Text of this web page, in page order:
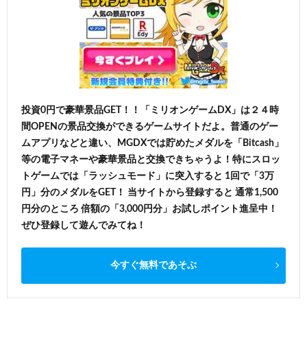
投資0円で豪華景品GET！！「ミリオンゲームDX」は２４時
間OPENの景品交換ができるゲームサイトだよ。普通のゲー
ムアプリなどと違い、MGDXでは貯めたメダルを「Bitcash」
等の電子マネーや豪華景品と交換できちゃうよ！特にスロッ
トゲームでは「ラッシュモード」に突入すると 1回で「3万
円」分のメダルをGET！ 当サイトから登録すると 通常1,500
円分のところ 倍額の「3,000円分」お試しポイント進呈中！
ぜひ登録して遊んでみてね！
今すぐ無料であそぶ